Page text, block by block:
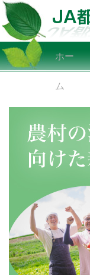
ホー
ム